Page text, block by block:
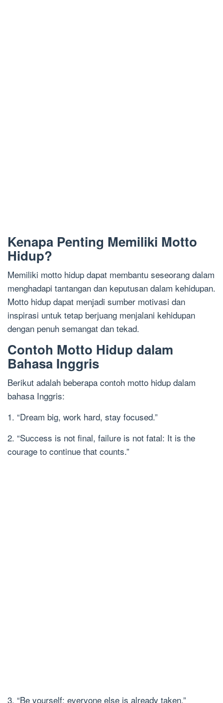
Kenapa Penting Memiliki Motto
Hidup?
Memiliki motto hidup dapat membantu seseorang dalam
menghadapi tantangan dan keputusan dalam kehidupan.
Motto hidup dapat menjadi sumber motivasi dan
inspirasi untuk tetap berjuang menjalani kehidupan
dengan penuh semangat dan tekad.
Contoh Motto Hidup dalam
Bahasa Inggris
Berikut adalah beberapa contoh motto hidup dalam
bahasa Inggris:
1. “Dream big, work hard, stay focused.”
2. “Success is not final, failure is not fatal: It is the
courage to continue that counts.”
3. “Be yourself; everyone else is already taken.”